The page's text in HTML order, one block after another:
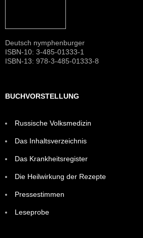
Deutsch nymphenburger
ISBN-10: 3-485-01333-1
ISBN-13: 978-3-485-01333-8
BUCHVORSTELLUNG
Russische Volksmedizin
Das Inhaltsverzeichnis
Das Krankheitsregister
Die Heilwirkung der Rezepte
Pressestimmen
Leseprobe